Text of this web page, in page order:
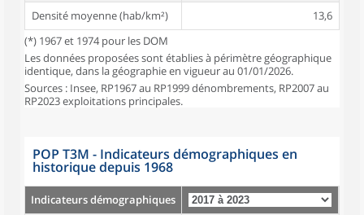
Densité moyenne (hab/km²)
13,6
(*) 1967 et 1974 pour les DOM
Les données proposées sont établies à périmètre géographique
identique, dans la géographie en vigueur au 01/01/2026.
Sources : Insee, RP1967 au RP1999 dénombrements, RP2007 au
RP2023 exploitations principales.
POP T3M - Indicateurs démographiques en
historique depuis 1968
Indicateurs démographiques